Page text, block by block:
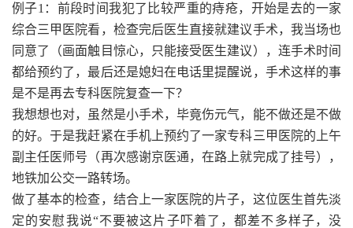
例子1：前段时间我犯了比较严重的痔疮，开始是去的一家
综合三甲医院看，检查完后医生直接就建议手术，我当场也
同意了（画面触目惊心，只能接受医生建议），连手术时间
都给预约了，最后还是媳妇在电话里提醒说，手术这样的事
是不是再去专科医院复查一下？
我想想也对，虽然是小手术，毕竟伤元气，能不做还是不做
的好。于是我赶紧在手机上预约了一家专科三甲医院的上午
副主任医师号（再次感谢京医通，在路上就完成了挂号），
地铁加公交一路转场。
做了基本的检查，结合上一家医院的片子，这位医生首先淡
定的安慰我说“不要被这片子吓着了，都差不多样子，没